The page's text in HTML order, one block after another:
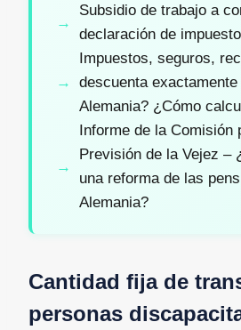
Subsidio de trabajo a
declaración de
Impuestos, seguros,
descuenta
Alemania? ¿Cómo
Informe de la Comisión
Previsión de la Vejez –
una reforma de las
Alemania?
Cantidad fija de
personas